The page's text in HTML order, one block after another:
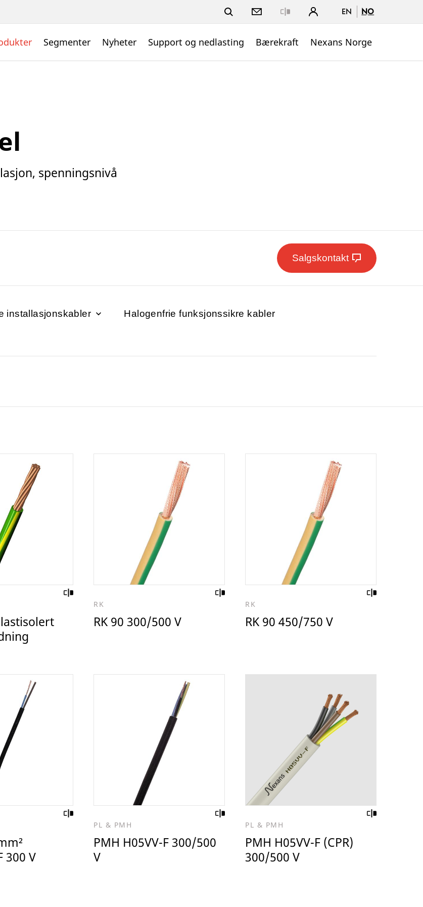
EN NO
Segmenter Nyheter Support og nedlasting Bærekraft Nexans Norge
spenningsnivå
Salgskontakt
installasjonskabler
Halogenfrie funksjonssikre kabler
RK
RK 90 300/500 V
RK
RK 90 450/750 V
300 V
PL & PMH
PMH H05VV-F 300/500
V
PL & PMH
PMH H05VV-F (CPR)
300/500 V